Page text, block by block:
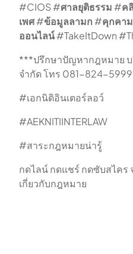
#CIOS #ศาลยุติธรรม#ค
เพศ#ข้อมูลลามก#คุกคา
ออนไลน์#TakeItDown
***ปรึกษาปัญหากฎหมาย บ
จำกัด โทร 081-824-
#เอกนิติอินเตอร์ลอว์
#AEKNITIINTERLAW
#สาระกฎหมายน่ารู้
กดไลน์ กดแชร์ กดซับสไคร
เกี่ยวกับกฎหมาย